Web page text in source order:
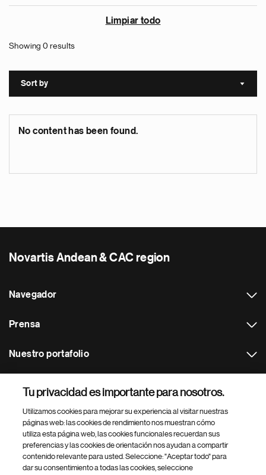
Limpiar todo
Showing 0 results
Sort by Sort
No content has been found.
Novartis Andean & CAC region
Navegador
Prensa
Nuestro portafolio
Footer Site Search
Tu privacidad es importante para nosotros.
Utilizamos cookies para mejorar su experiencia al visitar nuestras
páginas web: las cookies de rendimiento nos muestran cómo
utiliza esta página web, las cookies funcionales recuerdan sus
preferencias y las cookies de orientación nos ayudan a compartir
contenido relevante para usted. Seleccione: "Aceptar todo" para
dar su consentimiento a todas las cookies, seleccione